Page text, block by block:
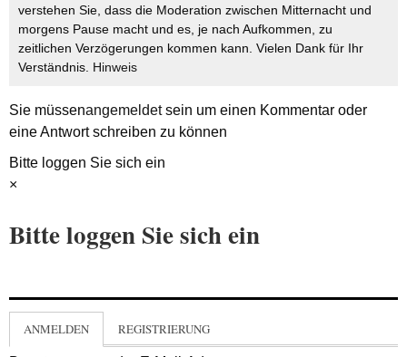
verstehen Sie, dass die Moderation zwischen Mitternacht und
morgens Pause macht und es, je nach Aufkommen, zu
zeitlichen Verzögerungen kommen kann. Vielen Dank für Ihr
Verständnis. Hinweis
Sie müssenangemeldetsein um einen Kommentar oder
eine Antwort schreiben zu können
Bitte loggen Sie sich ein
×
Bitte loggen Sie sich ein
ANMELDEN REGISTRIERUNG